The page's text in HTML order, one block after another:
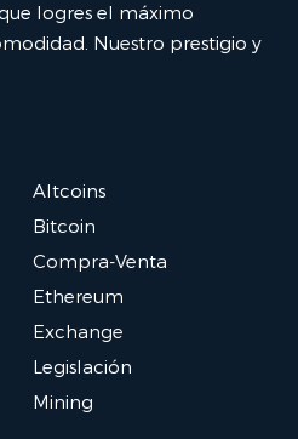
logres el máximo
Nuestro prestigio y
Altcoins
Bitcoin
Compra-Venta
Ethereum
Exchange
Legislación
Mining